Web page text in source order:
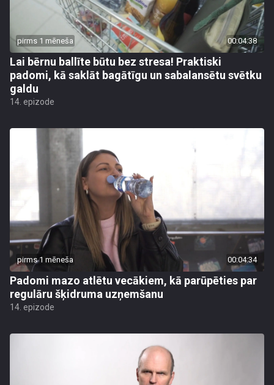
pirms 1 mēneša 00:04:38
Lai bērnu ballīte būtu bez stresa! Praktiski
padomi, kā saklāt bagātīgu un sabalansētu svētku
galdu
14. epizode
pirms 1 mēneša 00:04:34
Padomi mazo atlētu vecākiem, kā parūpēties par
regulāru šķidruma uzņemšanu
14. epizode